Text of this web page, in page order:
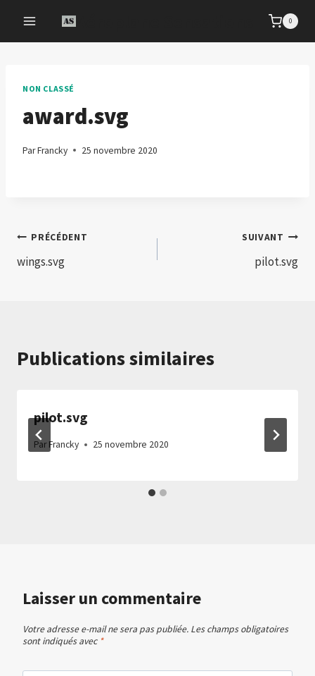
contenu
Aéroplane Sensations 0
NON CLASSÉ
award.svg
ParFrancky 25 novembre 2020
Navigation
de
PRÉCÉDENT
wings.svg
SUIVANT
pilot.svg
Publications similaires
pilot.svg
Par Francky 25 novembre 2020
Laisser un commentaire
Votre adresse e-mail ne sera pas publiée. Les champs obligatoires
sont indiqués avec *